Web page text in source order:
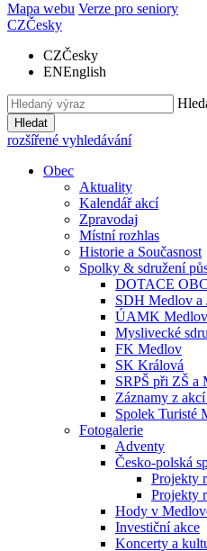
Mapa webu Verze pro seniory
CZČesky
CZČesky
ENEnglish
Hledat
rozšířené vyhledávání
Obec
Aktuality
Kalendář akcí
Zpravodaj
Místní rozhlas
Historie a Současnost
Spolky & sdružení
DOTACE
SDH Medlov a
ÚAMK Medlov
Myslivecké
FK Medlov
SK Králová
SRPŠ při ZŠ a
Záznamy z
Spolek Turisté
Fotogalerie
Adventy
Česko-polská
Projekty
Projekty
Hody v
Investiční akce
Koncerty a